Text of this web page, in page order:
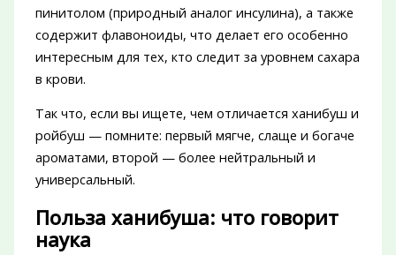
пинитолом (природный аналог инсулина), а также
содержит флавоноиды, что делает его особенно
интересным для тех, кто следит за уровнем сахара
в крови.
Так что, если вы ищете, чем отличается ханибуш и
ройбуш — помните: первый мягче, слаще и богаче
ароматами, второй — более нейтральный и
универсальный.
Польза ханибуша: что говорит
наука